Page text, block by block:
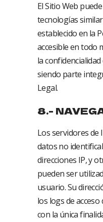
El Sitio Web
tecnologías
establecido en la
accesible en todo
la
siendo parte
Legal.
8.-
Los servidores
datos no
direcciones IP, y
pueden ser
usuario. Su
los logs de
con la única